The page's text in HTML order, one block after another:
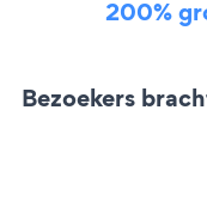
200%
Bezoekers